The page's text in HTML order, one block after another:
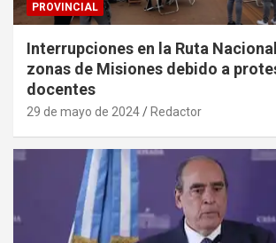
PROVINCIAL
Interrupciones en la Ruta
zonas de Misiones debido a
docentes
29 de mayo de 2024 Redactor